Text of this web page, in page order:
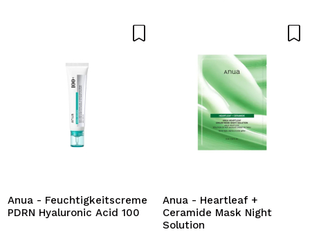
Anua - Feuchtigkeitscreme
PDRN Hyaluronic Acid 100
Anua - Heartleaf +
Ceramide Mask Night
Solution